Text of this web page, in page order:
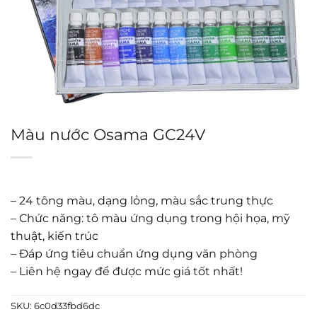
Màu nước Osama GC24V
– 24 tông màu, dạng lỏng, màu sắc trung thực
– Chức năng: tô màu ứng dụng trong hội họa, mỹ
thuật, kiến trúc
– Đáp ứng tiêu chuẩn ứng dụng văn phòng
– Liên hệ ngay để được mức giá tốt nhất!
SKU: 6c0d33fbd6dc